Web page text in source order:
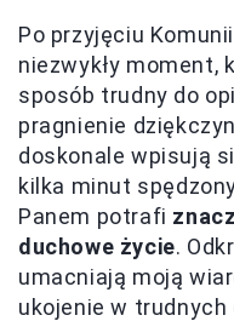
Po przyjęciu
niezwykły moment,
sposób trudny do
pragnienie
doskonale wpisują
kilka minut
Panem potrafi
duchowe życie.
umacniają moją
ukojenie w trudnych